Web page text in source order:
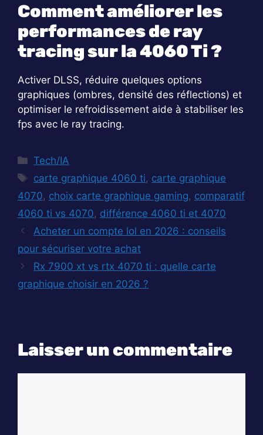
Comment améliorer les
performances de ray
tracing sur la 4060 Ti ?
Activer DLSS, réduire quelques options
graphiques (ombres, densité des réflections) et
optimiser le refroidissement aide à stabiliser les
fps avec le ray tracing.
Catégories
Tech/IA
Étiquettes
carte graphique 4060 ti, carte graphique
4070, choix carte graphique gaming, comparatif
4060 ti vs 4070, différence 4060 ti et 4070
Acheter un compte lol en 2026 : conseils
pour sécuriser votre achat
Rx 7900 xt vs rtx 4070 ti : quelle carte
graphique choisir en 2026 ?
Laisser un commentaire